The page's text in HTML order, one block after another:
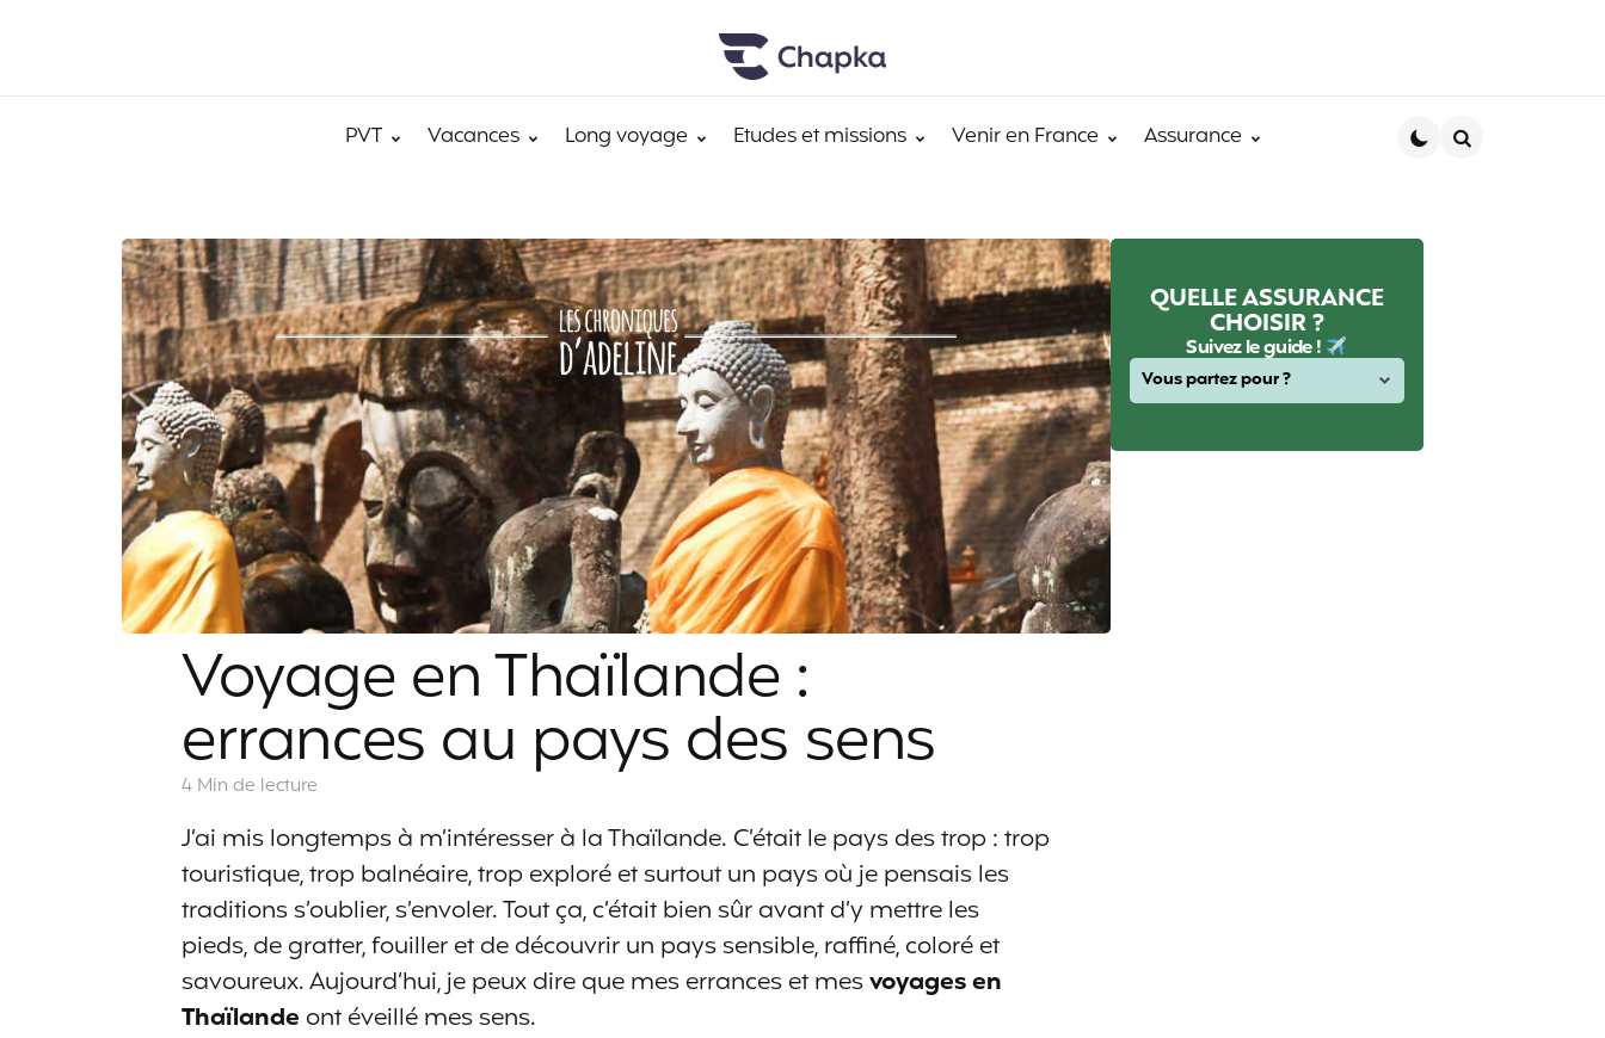
PVT Vacances Long voyage Etudes et missions Venir en France Assurance
Voyage en Thaïlande :
errances au pays des sens
4 Min de lecture
J’ai mis longtemps à m’intéresser à la Thaïlande. C’était le pays des trop : trop
touristique, trop balnéaire, trop exploré et surtout un pays où je pensais les
traditions s’oublier, s’envoler. Tout ça, c’était bien sûr avant d’y mettre les
pieds, de gratter, fouiller et de découvrir un pays sensible, raffiné, coloré et
savoureux. Aujourd’hui, je peux dire que mes errances et mesvoyages en
Thaïlande ont éveillé mes sens.
QUELLE ASSURANCE
CHOISIR ?
Suivez le guide !